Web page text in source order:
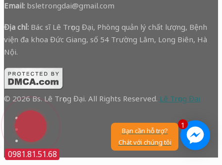
Email: bsletrongdai@gmail.com
Địa chỉ: Bác sĩ Lê Trọng Đại, Phòng quản lý chất lượng, Bệnh
viện đa khoa Đức Giang, số 54 Trường Lâm, Long Biên, Hà
Nội.
© 2026 Bs. Lê Trọng Đại. All Rights Reserved. Lê Trọng Đại
0981.81.51.68
1
Bạn cần hỗ trợ?
Chát với chúng tôi